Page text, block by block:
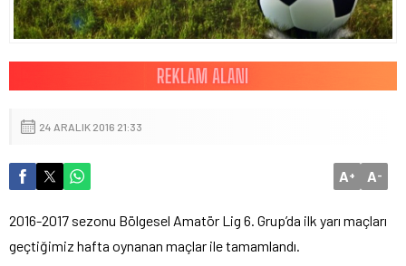
24 ARALIK 2016 21:33
A+ A-
2016-2017 sezonu Bölgesel Amatör Lig 6. Grup’da ilk yarı maçları
geçtiğimiz hafta oynanan maçlar ile tamamlandı.